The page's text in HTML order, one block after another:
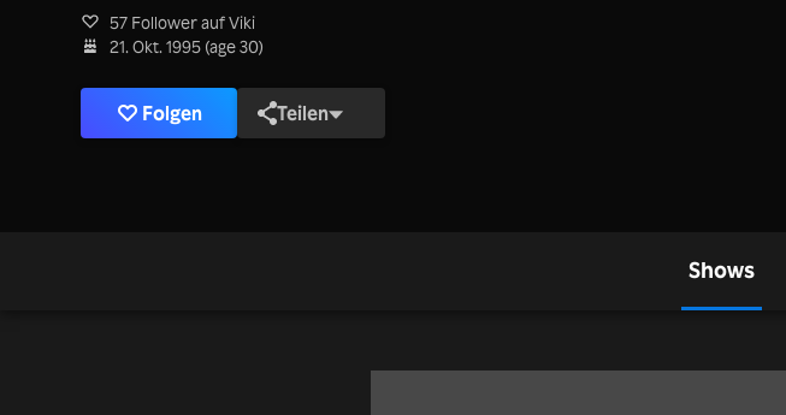
57 Follower auf Viki
21. Okt. 1995 (age 30)
Folgen Teilen
Shows